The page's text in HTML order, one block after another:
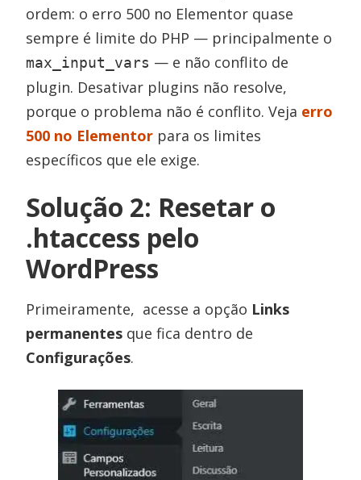
ordem: o erro 500 no Elementor quase
sempre é limite do PHP — principalmente o
max_input_vars — e não conflito de
plugin. Desativar plugins não resolve,
porque o problema não é conflito. Veja erro
500 no Elementor para os limites
específicos que ele exige.
Solução 2: Resetar o
.htaccess pelo
WordPress
Primeiramente, acesse a opção Links
permanentes que fica dentro de
Configurações.